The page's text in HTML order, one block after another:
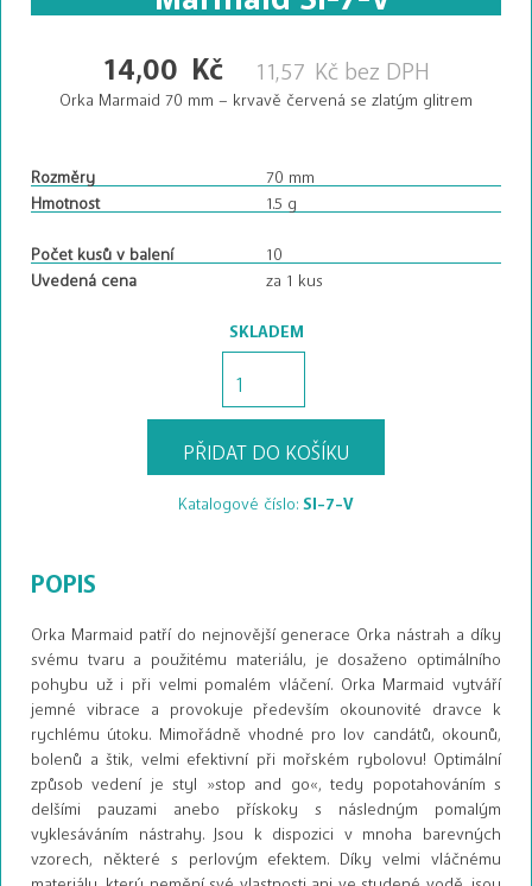
14,00 Kč 11,57 Kč bez DPH
Orka Marmaid 70 mm – krvavě červená se zlatým glitrem
Rozměry 70 mm
Hmotnost 1.5 g
Počet kusů v balení 10
Uvedená cena za 1 kus
SKLADEM
množství
PŘIDAT DO KOŠÍKU
Katalogové číslo: SI-7-V
POPIS
Orka Marmaid patří do nejnovější generace Orka nástrah a díky
svému tvaru a použitému materiálu, je dosaženo optimálního
pohybu už i při velmi pomalém vláčení. Orka Marmaid vytváří
jemné vibrace a provokuje především okounovité dravce k
rychlému útoku. Mimořádně vhodné pro lov candátů, okounů,
bolenů a štik, velmi efektivní při mořském rybolovu! Optimální
způsob vedení je styl »stop and go«, tedy popotahováním s
delšími pauzami anebo přískoky s následným pomalým
vyklesáváním nástrahy. Jsou k dispozici v mnoha barevných
vzorech, některé s perlovým efektem. Díky velmi vláčnému
materiálu, který nemění své vlastnosti ani ve studené vodě, jsou